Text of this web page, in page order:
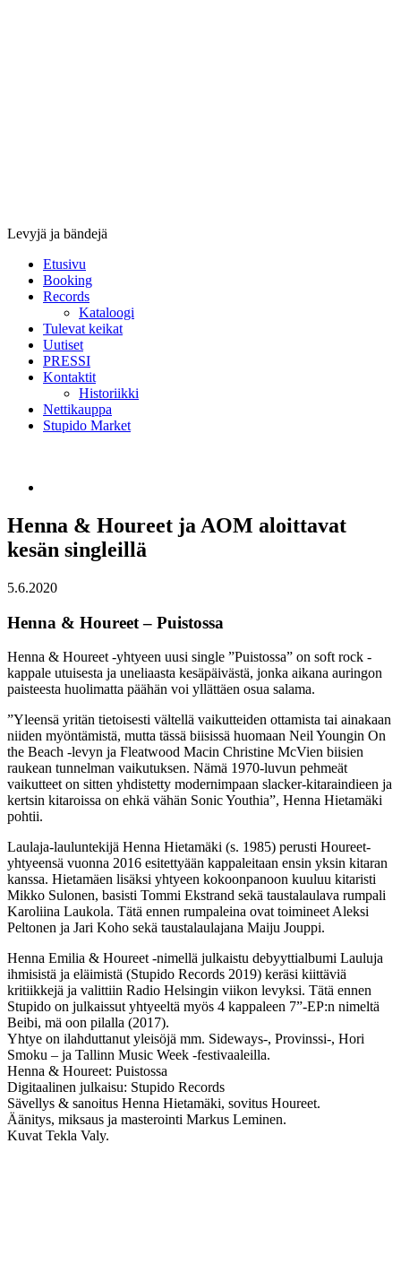
Levyjä ja bändejä
Etusivu
Booking
Records
Kataloogi
Tulevat keikat
Uutiset
PRESSI
Kontaktit
Historiikki
Nettikauppa
Stupido Market
Henna & Houreet ja AOM aloittavat
kesän singleillä
5.6.2020
Henna & Houreet – Puistossa
Henna & Houreet -yhtyeen uusi single ”Puistossa” on soft rock -
kappale utuisesta ja uneliaasta kesäpäivästä, jonka aikana auringon
paisteesta huolimatta päähän voi yllättäen osua salama.
”Yleensä yritän tietoisesti vältellä vaikutteiden ottamista tai ainakaan
niiden myöntämistä, mutta tässä biisissä huomaan Neil Youngin On
the Beach -levyn ja Fleatwood Macin Christine McVien biisien
raukean tunnelman vaikutuksen. Nämä 1970-luvun pehmeät
vaikutteet on sitten yhdistetty modernimpaan slacker-kitaraindieen ja
kertsin kitaroissa on ehkä vähän Sonic Youthia”, Henna Hietamäki
pohtii.
Laulaja-lauluntekijä Henna Hietamäki (s. 1985) perusti Houreet-
yhtyeensä vuonna 2016 esitettyään kappaleitaan ensin yksin kitaran
kanssa. Hietamäen lisäksi yhtyeen kokoonpanoon kuuluu kitaristi
Mikko Sulonen, basisti Tommi Ekstrand sekä taustalaulava rumpali
Karoliina Laukola. Tätä ennen rumpaleina ovat toimineet Aleksi
Peltonen ja Jari Koho sekä taustalaulajana Maiju Jouppi.
Henna Emilia & Houreet -nimellä julkaistu debyyttialbumi Lauluja
ihmisistä ja eläimistä (Stupido Records 2019) keräsi kiittäviä
kritiikkejä ja valittiin Radio Helsingin viikon levyksi. Tätä ennen
Stupido on julkaissut yhtyeeltä myös 4 kappaleen 7”-EP:n nimeltä
Beibi, mä oon pilalla (2017).
Yhtye on ilahduttanut yleisöjä mm. Sideways-, Provinssi-, Hori
Smoku – ja Tallinn Music Week -festivaaleilla.
Henna & Houreet: Puistossa
Digitaalinen julkaisu: Stupido Records
Sävellys & sanoitus Henna Hietamäki, sovitus Houreet.
Äänitys, miksaus ja masterointi Markus Leminen.
Kuvat Tekla Valy.